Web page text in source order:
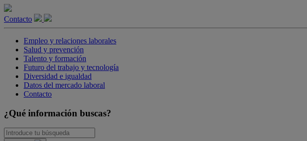
Contacto
Empleo y relaciones laborales
Salud y prevención
Talento y formación
Futuro del trabajo y tecnología
Diversidad e igualdad
Datos del mercado laboral
Contacto
¿Qué información buscas?